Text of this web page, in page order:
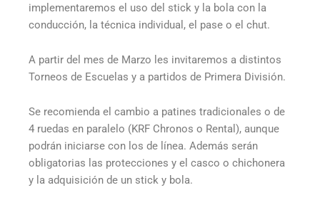
implementaremos el uso del stick y la bola con la
conducción, la técnica individual, el pase o el chut.
A partir del mes de Marzo les invitaremos a distintos
Torneos de Escuelas y a partidos de Primera División.
Se recomienda el cambio a patines tradicionales o de
4 ruedas en paralelo (KRF Chronos o Rental), aunque
podrán iniciarse con los de línea. Además serán
obligatorias las protecciones y el casco o chichonera
y la adquisición de un stick y bola.